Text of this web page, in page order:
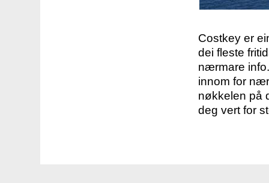
Costkey er
dei fleste
nærmare
innom for
nøkkelen på
deg vert for